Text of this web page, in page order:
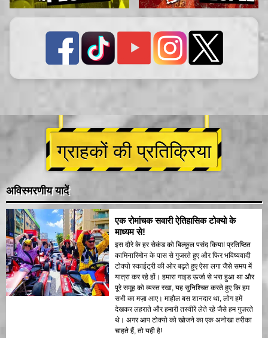
ग्राहकों की प्रतिक्रिया
अविस्मरणीय यादें
एक रोमांचक सवारी ऐतिहासिक टोक्यो के
माध्यम से!
इस दौरे के हर सेकंड को बिल्कुल पसंद किया! प्रतिष्ठित
कामिनारिमोन के पास से गुजरते हुए और फिर भविष्यवादी
टोक्यो स्काईट्री की ओर बढ़ते हुए ऐसा लगा जैसे समय में
यात्रा कर रहे हों। हमारा गाइड ऊर्जा से भरा हुआ था और
पूरे समूह को व्यस्त रखा, यह सुनिश्चित करते हुए कि हम
सभी का मज़ा आए। माहौल बस शानदार था, लोग हमें
देखकर लहराते और हमारी तस्वीरें लेते रहे जैसे हम गुज़रते
थे। अगर आप टोक्यो को खोजने का एक अनोखा तरीका
चाहते हैं, तो यही है!